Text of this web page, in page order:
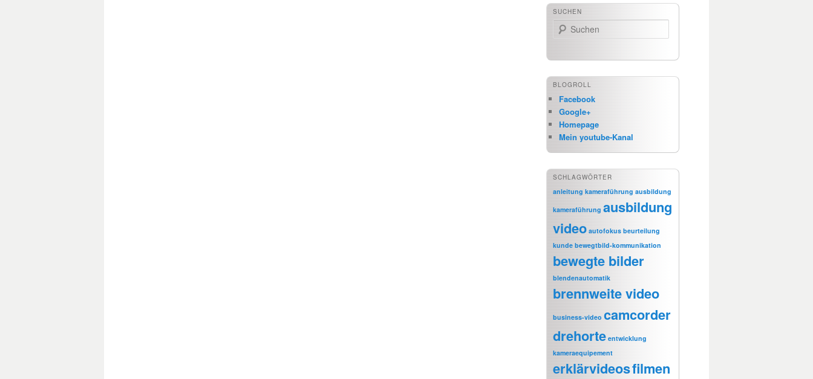
SUCHEN
Suchen
BLOGROLL
Facebook
Google+
Homepage
Mein youtube-Kanal
SCHLAGWÖRTER
anleitung kameraführung ausbildung
kameraführung ausbildung
video autofokus beurteilung
kunde bewegtbild-kommunikation
bewegte bilder
blendenautomatik
brennweite video
business-video camcorder
drehorte entwicklung
kameraequipement
erklärvideosfilmen